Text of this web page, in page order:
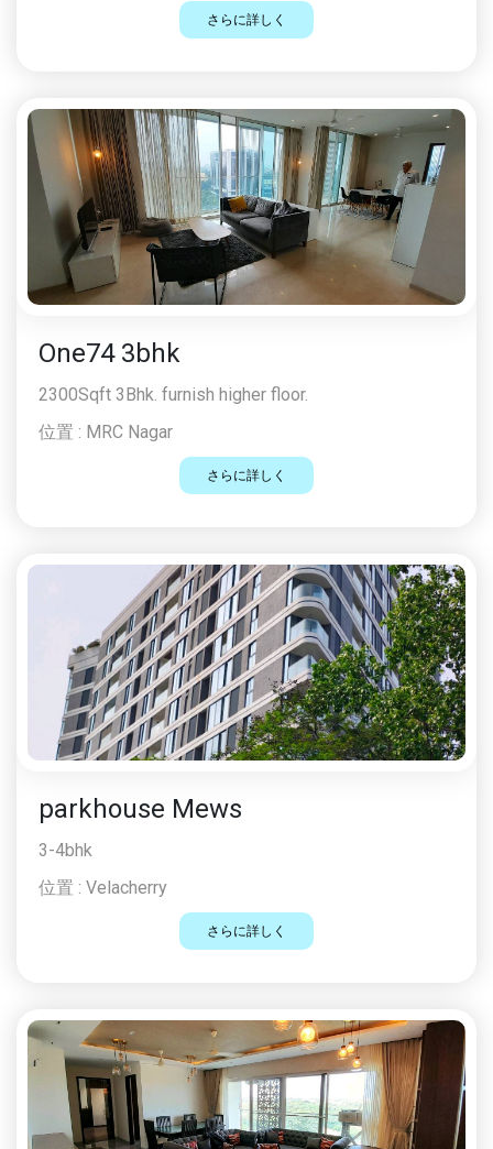
さらに詳しく
One74 3bhk
2300Sqft 3Bhk. furnish higher floor.
位置 : MRC Nagar
さらに詳しく
parkhouse Mews
3-4bhk
位置 : Velacherry
さらに詳しく